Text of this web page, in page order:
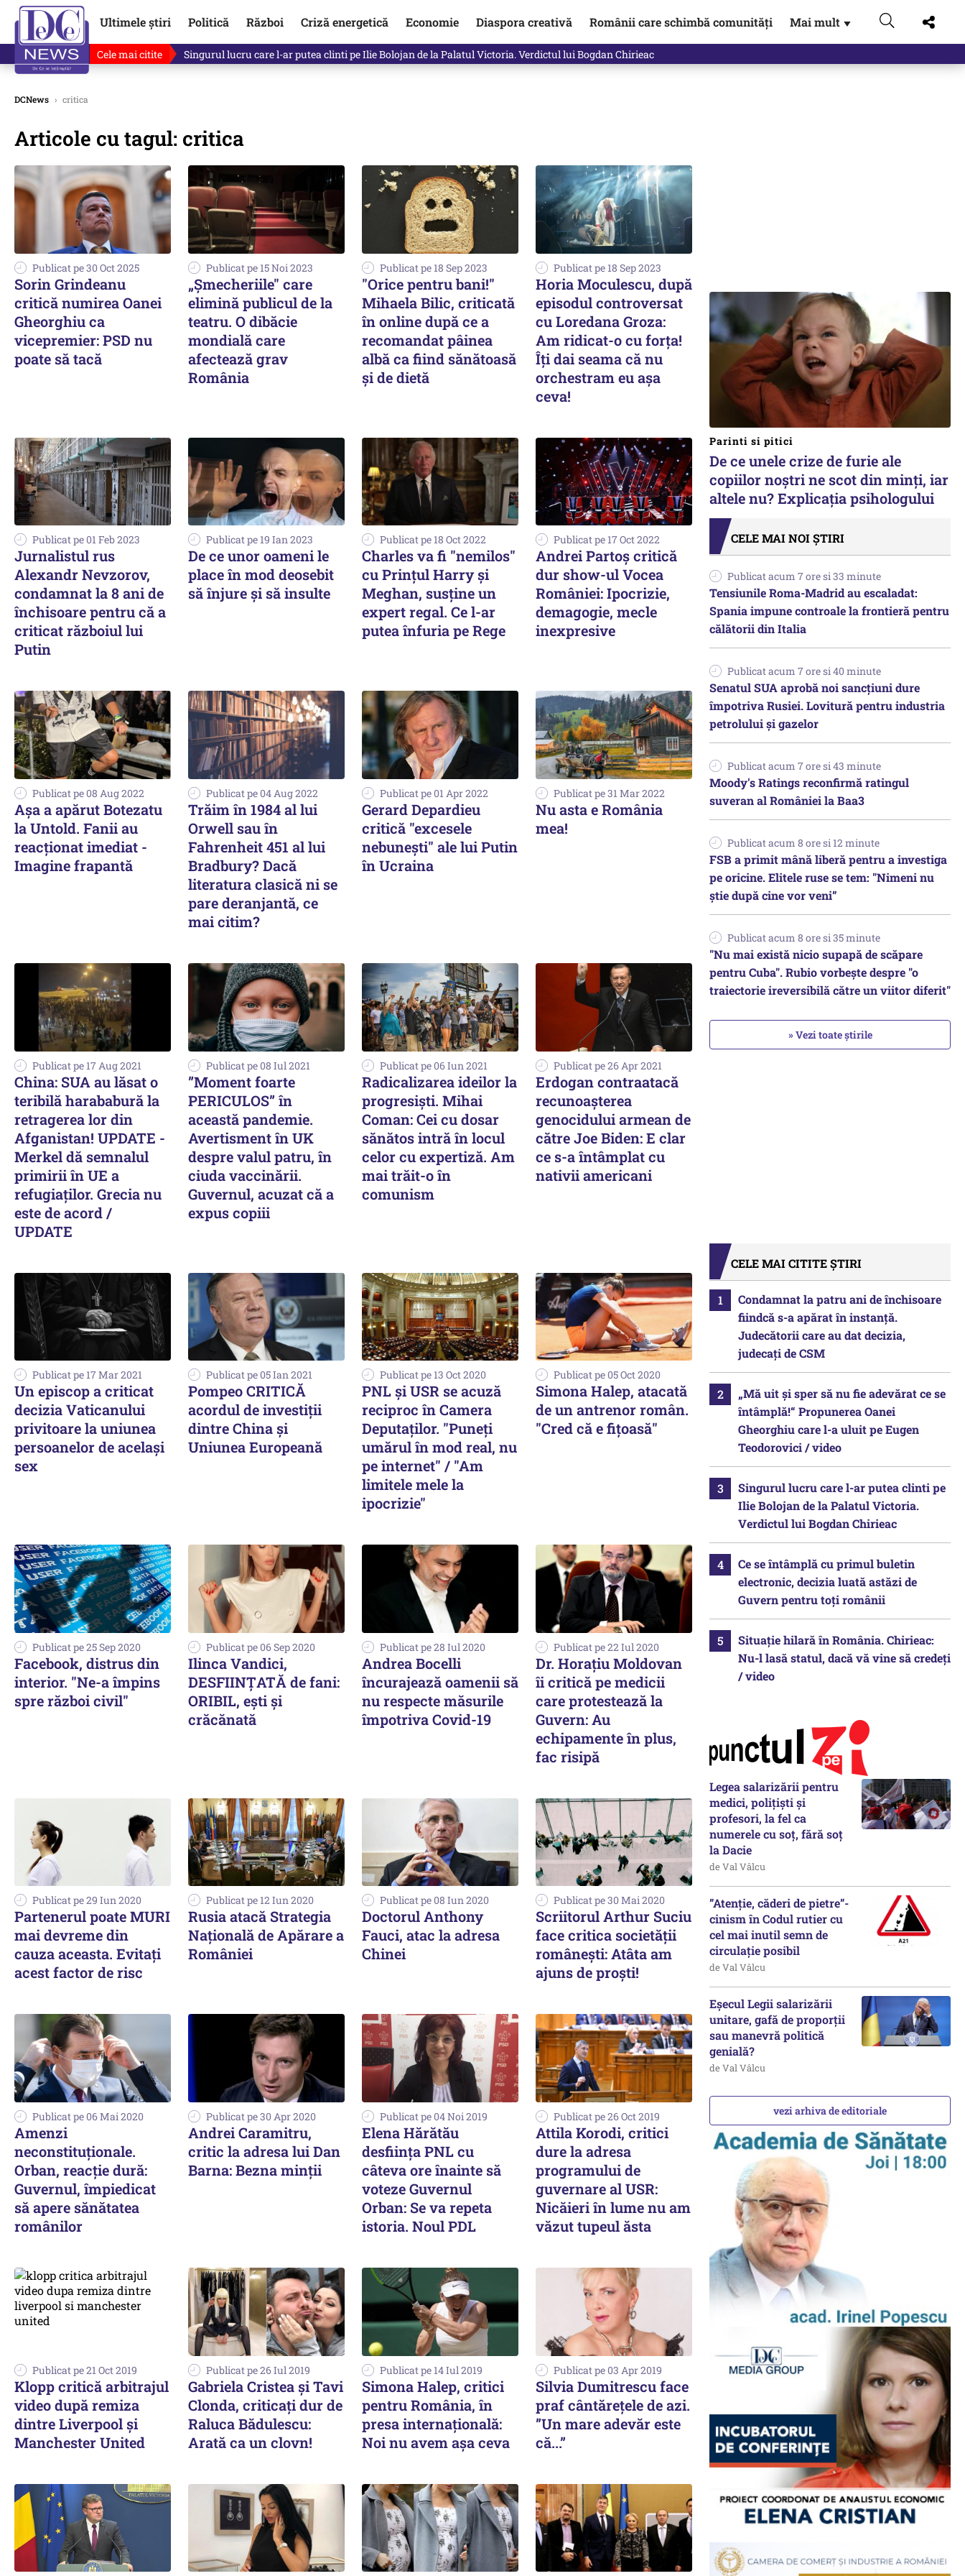
Ultimele știri Politică Război Criză energetică Economie Diaspora creativă Românii care schimbă comunități Mai mult ▼
Cele mai citite Singurul lucru care l-ar putea clinti pe Ilie Bolojan de la Palatul Victoria. Verdictul lui Bogdan Chirieac
DCNews › critica
Articole cu tagul: critica
Publicat pe 30 Oct 2025
Sorin Grindeanu
critică numirea Oanei
Gheorghiu ca
vicepremier: PSD nu
poate să tacă
Publicat pe 15 Noi 2023
„Șmecheriile" care
elimină publicul de la
teatru. O dibăcie
mondială care
afectează grav
România
Publicat pe 18 Sep 2023
"Orice pentru bani!"
Mihaela Bilic, criticată
în online după ce a
recomandat pâinea
albă ca fiind sănătoasă
și de dietă
Publicat pe 18 Sep 2023
Horia Moculescu, după
episodul controversat
cu Loredana Groza:
Am ridicat-o cu forța!
Îți dai seama că nu
orchestram eu așa
ceva!
Publicat pe 01 Feb 2023
Jurnalistul rus
Alexandr Nevzorov,
condamnat la 8 ani de
închisoare pentru că a
criticat războiul lui
Putin
Publicat pe 19 Ian 2023
De ce unor oameni le
place în mod deosebit
să înjure și să insulte
Publicat pe 18 Oct 2022
Charles va fi "nemilos"
cu Prințul Harry și
Meghan, susține un
expert regal. Ce l-ar
putea înfuria pe Rege
Publicat pe 17 Oct 2022
Andrei Partoș critică
dur show-ul Vocea
României: Ipocrizie,
demagogie, mecle
inexpresive
Publicat pe 08 Aug 2022
Așa a apărut Botezatu
la Untold. Fanii au
reacționat imediat -
Imagine frapantă
Publicat pe 04 Aug 2022
Trăim în 1984 al lui
Orwell sau în
Fahrenheit 451 al lui
Bradbury? Dacă
literatura clasică ni se
pare deranjantă, ce
mai citim?
Publicat pe 01 Apr 2022
Gerard Depardieu
critică "excesele
nebunești" ale lui Putin
în Ucraina
Publicat pe 31 Mar 2022
Nu asta e România
mea!
Publicat pe 17 Aug 2021
China: SUA au lăsat o
teribilă harababură la
retragerea lor din
Afganistan! UPDATE -
Merkel dă semnalul
primirii în UE a
refugiaţilor. Grecia nu
este de acord /
UPDATE
Publicat pe 08 Iul 2021
”Moment foarte
PERICULOS” în
această pandemie.
Avertisment în UK
despre valul patru, în
ciuda vaccinării.
Guvernul, acuzat că a
expus copiii
Publicat pe 06 Iun 2021
Radicalizarea ideilor la
progresişti. Mihai
Coman: Cei cu dosar
sănătos intră în locul
celor cu expertiză. Am
mai trăit-o în
comunism
Publicat pe 26 Apr 2021
Erdogan contraatacă
recunoașterea
genocidului armean de
către Joe Biden: E clar
ce s-a întâmplat cu
nativii americani
Publicat pe 17 Mar 2021
Un episcop a criticat
decizia Vaticanului
privitoare la uniunea
persoanelor de același
sex
Publicat pe 05 Ian 2021
Pompeo CRITICĂ
acordul de investiții
dintre China și
Uniunea Europeană
Publicat pe 13 Oct 2020
PNL şi USR se acuză
reciproc în Camera
Deputaţilor. "Puneţi
umărul în mod real, nu
pe internet" / "Am
limitele mele la
ipocrizie"
Publicat pe 05 Oct 2020
Simona Halep, atacată
de un antrenor român.
"Cred că e fiţoasă"
Publicat pe 25 Sep 2020
Facebook, distrus din
interior. "Ne-a împins
spre război civil"
Publicat pe 06 Sep 2020
Ilinca Vandici,
DESFIINȚATĂ de fani:
ORIBIL, ești și
crăcănată
Publicat pe 28 Iul 2020
Andrea Bocelli
încurajează oamenii să
nu respecte măsurile
împotriva Covid-19
Publicat pe 22 Iul 2020
Dr. Horaţiu Moldovan
îi critică pe medicii
care protestează la
Guvern: Au
echipamente în plus,
fac risipă
Publicat pe 29 Iun 2020
Partenerul poate MURI
mai devreme din
cauza aceasta. Evitați
acest factor de risc
Publicat pe 12 Iun 2020
Rusia atacă Strategia
Națională de Apărare a
României
Publicat pe 08 Iun 2020
Doctorul Anthony
Fauci, atac la adresa
Chinei
Publicat pe 30 Mai 2020
Scriitorul Arthur Suciu
face critica societăţii
româneşti: Atâta am
ajuns de proşti!
Publicat pe 06 Mai 2020
Amenzi
neconstituţionale.
Orban, reacţie dură:
Guvernul, împiedicat
să apere sănătatea
românilor
Publicat pe 30 Apr 2020
Andrei Caramitru,
critic la adresa lui Dan
Barna: Bezna minții
Publicat pe 04 Noi 2019
Elena Hărătău
desființa PNL cu
câteva ore înainte să
voteze Guvernul
Orban: Se va repeta
istoria. Noul PDL
Publicat pe 26 Oct 2019
Attila Korodi, critici
dure la adresa
programului de
guvernare al USR:
Nicăieri în lume nu am
văzut tupeul ăsta
Publicat pe 21 Oct 2019
Klopp critică arbitrajul
video după remiza
dintre Liverpool şi
Manchester United
Publicat pe 26 Iul 2019
Gabriela Cristea și Tavi
Clonda, criticați dur de
Raluca Bădulescu:
Arată ca un clovn!
Publicat pe 14 Iul 2019
Simona Halep, critici
pentru România, în
presa internațională:
Noi nu avem așa ceva
Publicat pe 03 Apr 2019
Silvia Dumitrescu face
praf cântărețele de azi.
”Un mare adevăr este
că...”
Parinti si pitici
De ce unele crize de furie ale
copiilor noștri ne scot din minți, iar
altele nu? Explicația psihologului
CELE MAI NOI ȘTIRI
Publicat acum 7 ore si 33 minute
Tensiunile Roma-Madrid au escaladat:
Spania impune controale la frontieră pentru
călătorii din Italia
Publicat acum 7 ore si 40 minute
Senatul SUA aprobă noi sancțiuni dure
împotriva Rusiei. Lovitură pentru industria
petrolului și gazelor
Publicat acum 7 ore si 43 minute
Moody's Ratings reconfirmă ratingul
suveran al României la Baa3
Publicat acum 8 ore si 12 minute
FSB a primit mână liberă pentru a investiga
pe oricine. Elitele ruse se tem: "Nimeni nu
știe după cine vor veni”
Publicat acum 8 ore si 35 minute
"Nu mai există nicio supapă de scăpare
pentru Cuba". Rubio vorbește despre "o
traiectorie ireversibilă către un viitor diferit"
» Vezi toate știrile
CELE MAI CITITE ȘTIRI
Condamnat la patru ani de închisoare
fiindcă s-a apărat în instanță.
Judecătorii care au dat decizia,
judecați de CSM
„Mă uit și sper să nu fie adevărat ce se
întâmplă!“ Propunerea Oanei
Gheorghiu care l-a uluit pe Eugen
Teodorovici / video
Singurul lucru care l-ar putea clinti pe
Ilie Bolojan de la Palatul Victoria.
Verdictul lui Bogdan Chirieac
Ce se întâmplă cu primul buletin
electronic, decizia luată astăzi de
Guvern pentru toți românii
Situație hilară în România. Chirieac:
Nu-l lasă statul, dacă vă vine să credeți
/ video
Legea salarizării pentru
medici, polițiști și
profesori, la fel ca
numerele cu soț, fără soț
la Dacie
de Val Vâlcu
”Atenție, căderi de pietre”-
cinism în Codul rutier cu
cel mai inutil semn de
circulație posibil
de Val Vâlcu
Eșecul Legii salarizării
unitare, gafă de proporții
sau manevră politică
genială?
de Val Vâlcu
vezi arhiva de editoriale